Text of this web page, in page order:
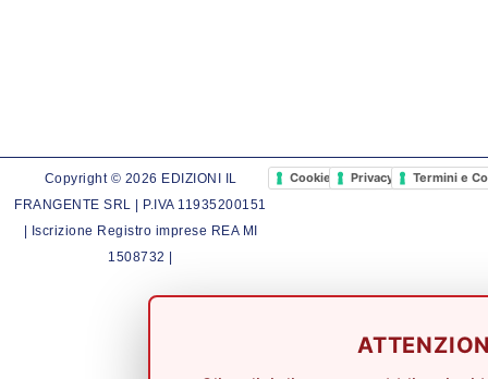
Copyright © 2026 EDIZIONI IL
FRANGENTE SRL | P.IVA 11935200151
| Iscrizione Registro imprese REA MI
1508732 |
Cookie PolicyPrivacy PolicyTermini e